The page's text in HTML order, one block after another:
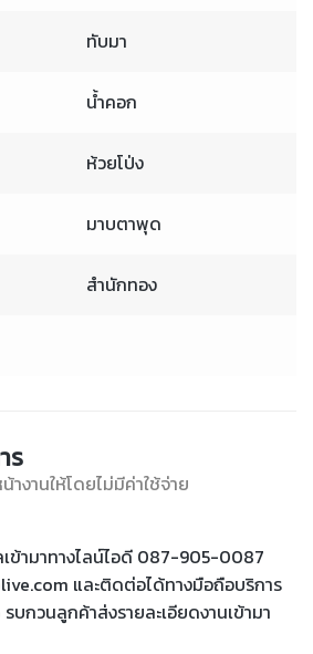
ทับมา
น้ำคอก
ห้วยโป่ง
มาบตาพุด
สำนักทอง
ร
างานให้โดยไม่มีค่าใช้จ่าย
ข้ามาทางไลน์ไอดี 087-905-0087
และติดต่อได้ทางมือถือบริการ
กวนลูกค้าส่งรายละเอียดงานเข้ามา